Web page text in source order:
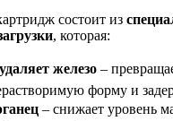
состоит из
, которая:
железо –
форму и
– снижает уровень